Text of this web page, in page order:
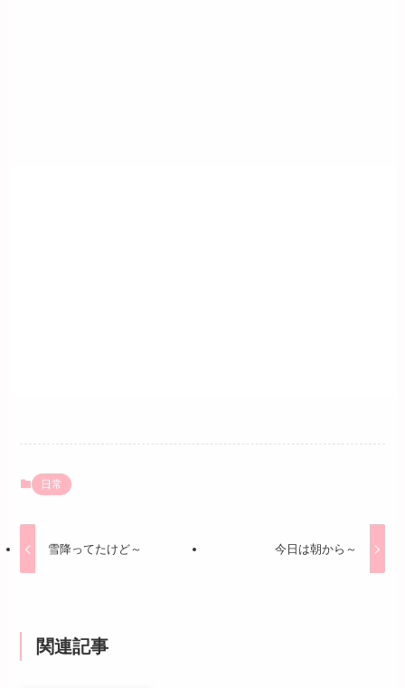
日常
雪降ってたけど～ 今日は朝から～
関連記事